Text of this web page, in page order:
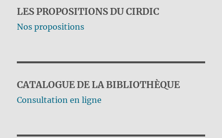
LES PROPOSITIONS DU CIRDIC
Nos propositions
CATALOGUE DE LA BIBLIOTHÈQUE
Consultation en ligne